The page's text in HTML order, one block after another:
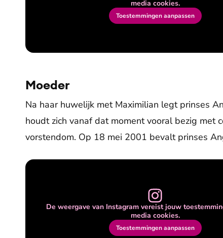
media cookies.
Toestemmingen aanpassen
Moeder
Na haar huwelijk met Maximilian legt prinses
houdt zich vanaf dat moment vooral bezig met
vorstendom. Op 18 mei 2001 bevalt prinses
De weergave van Instagram vereist jouw
media cookies.
Toestemmingen aanpassen